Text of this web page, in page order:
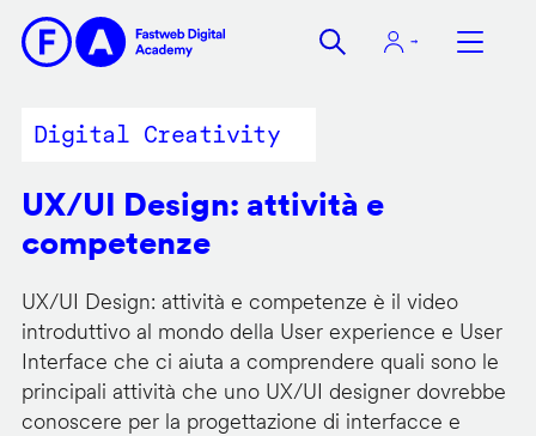
contenuto
Digital Creativity
UX/UI Design: attività e
competenze
UX/UI Design: attività e competenze è il video
introduttivo al mondo della User experience e User
Interface che ci aiuta a comprendere quali sono le
principali attività che uno UX/UI designer dovrebbe
conoscere per la progettazione di interfacce e